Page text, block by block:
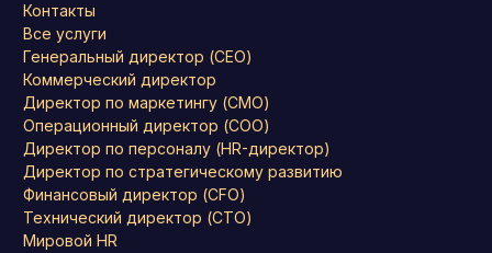
Контакты
Все услуги
Генеральный директор (CEO)
Коммерческий директор
Директор по маркетингу (CMO)
Операционный директор (COO)
Директор по персоналу (HR-директор)
Директор по стратегическому развитию
Финансовый директор (CFO)
Технический директор (CTO)
Мировой HR